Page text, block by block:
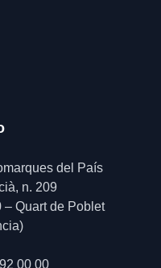
del País
n. 209
– Quart de Poblet
00 00